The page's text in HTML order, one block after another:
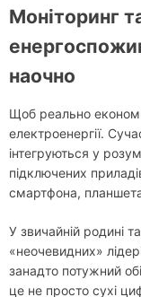
Моніторинг
наочно
Щоб реально
електроенергії.
інтегруються у
підключених
смартфона,
У звичайній родині
«неочевидних»
занадто потужний
це не просто сухі